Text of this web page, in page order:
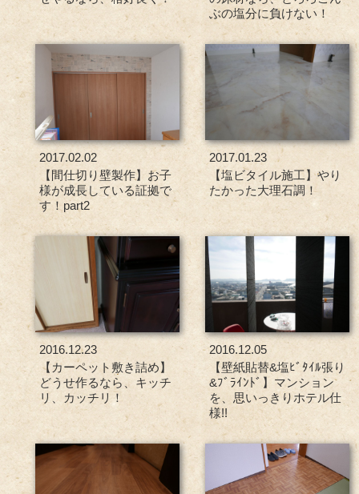
ぶの塩分に負けない！
2017.02.02
【間仕切り壁製作】お子
様が成長している証拠で
す！part2
2017.01.23
【塩ビタイル施工】やり
たかった大理石調！
2016.12.23
【カーペット敷き詰め】
どうせ作るなら、キッチ
リ、カッチリ！
2016.12.05
【壁紙貼替&塩ﾋﾞﾀｲﾙ張り
&ﾌﾞﾗｲﾝﾄﾞ】マンション
を、思いっきりホテル仕
様!!